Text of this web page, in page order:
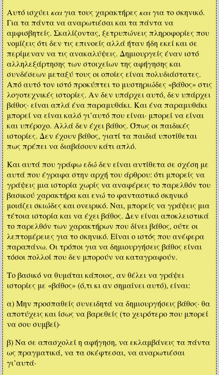
Αυτό ισχύεικαιγια τους χαρακτήρες καιγια το σκηνικό.
Για τα πάντα να αναρωτιέσαι και τα πάντα να
αμφισβητείς. Σκαλίζοντας, ξετρυπώνεις πληροφορίες που
νομίζεις ότι δεν τις επινοείς αλλά ήταν ήδη εκεί και σε
περίμεναν να τις ανακαλύψεις. Δημιουργείς έναν ιστό
αλληλεξάρτησης των στοιχείων της αφήγησης και
συνδέσεων μεταξύ τους οι οποίες είναι πολυδιάστατες.
Από αυτό τον ιστό προκύπτει το μυστηριώδες «βάθος» στις
λογοτεχνικές ιστορίες. Αν δεν υπάρχει αυτό, δεν υπάρχει
βάθος· είναι απλά ένα παραμυθάκι. Και ένα παραμυθάκι
μπορεί να είναι καλό γι’αυτό που είναι· μπορεί να είναι
και υπέροχο. Αλλά δεν έχει βάθος. Όπως οι παιδικές
ιστορίες. Δεν έχουν βάθος, γιατί τα παιδιά υποτίθεται
πως πρέπει να διαβάσουν κάτι απλό.
Και αυτά που γράφω εδώ δεν είναι αντίθετα σε σχέση με
αυτά που έγραφα στην αρχή του άρθρου: ότι μπορείς να
γράψεις μια ιστορία χωρίς να αναφέρεις το παρελθόν του
βασικού χαρακτήρα και ενώ το φανταστικό σκηνικό
μοιάζει σκιώδες και ονειρικό. Ναι, μπορείς να γράψεις μια
τέτοια ιστορία και να έχει βάθος. Δεν είναι αποκλειστικά
το παρελθόν των χαρακτήρων που δίνει βάθος, ούτε οι
λεπτομέρειες για το σκηνικό. Είναι ο ιστός που ανέφερα
παραπάνω. Οι τρόποι για να δημιουργήσεις βάθος είναι
τόσοι πολλοί που δεν μπορούν να καταγραφούν.
Το βασικό να θυμάται κάποιος, αν θέλει να γράψει
ιστορίες με «βάθος» (ό,τι κι αν σημαίνει αυτό), είναι:
α) Μην προσπαθείς συνειδητά να δημιουργήσεις βάθος· θα
αποτύχεις και ίσως να βαρεθείς (το χειρότερο που μπορεί
να σου συμβεί)·
β) Να σε απασχολεί η αφήγηση, να εκλαμβάνεις τα πάντα
ως πραγματικά, να τα σκέφτεσαι, να αναρωτιέσαι
γι’αυτά·